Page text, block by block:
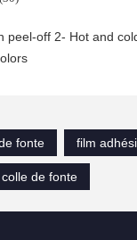
peel-off 2- Hot and
fonte
film
de fonte